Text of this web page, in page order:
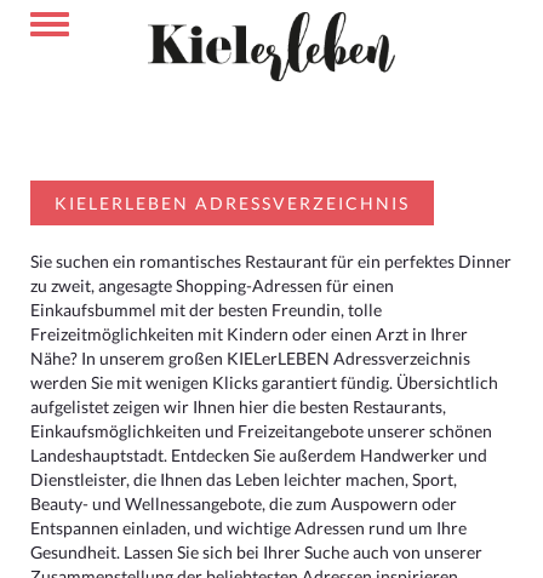
KIELERLEBEN ADRESSVERZEICHNIS
Sie suchen ein romantisches Restaurant für ein perfektes Dinner
zu zweit, angesagte Shopping-Adressen für einen
Einkaufsbummel mit der besten Freundin, tolle
Freizeitmöglichkeiten mit Kindern oder einen Arzt in Ihrer
Nähe? In unserem großen KIELerLEBEN Adressverzeichnis
werden Sie mit wenigen Klicks garantiert fündig. Übersichtlich
aufgelistet zeigen wir Ihnen hier die besten Restaurants,
Einkaufsmöglichkeiten und Freizeitangebote unserer schönen
Landeshauptstadt. Entdecken Sie außerdem Handwerker und
Dienstleister, die Ihnen das Leben leichter machen, Sport,
Beauty- und Wellnessangebote, die zum Auspowern oder
Entspannen einladen, und wichtige Adressen rund um Ihre
Gesundheit. Lassen Sie sich bei Ihrer Suche auch von unserer